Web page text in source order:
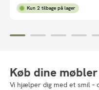
Kun 2 tilbage på lager
Køb dine
Vi hjælper dig med et smil –